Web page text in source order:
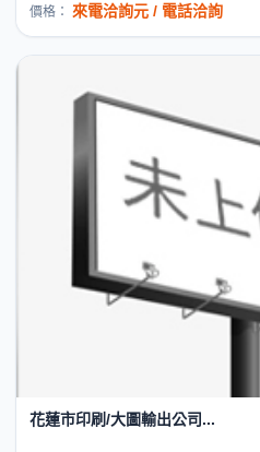
價格： 來電洽詢元 / 電話洽詢
花蓮市印刷/大圖輸出公司...